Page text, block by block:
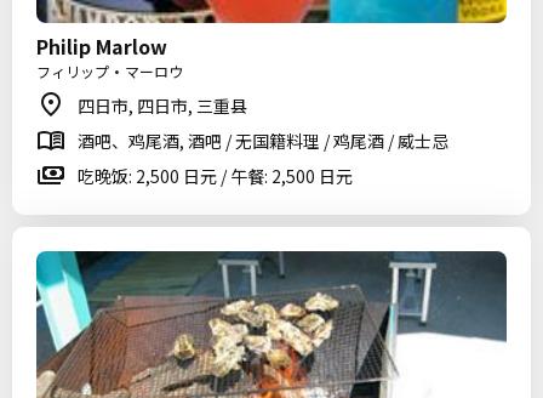
Philip Marlow
フィリップ・マーロウ
四日市, 四日市, 三重县
酒吧、鸡尾酒, 酒吧 / 无国籍料理 / 鸡尾酒 / 威士忌
吃晚饭: 2,500 日元 / 午餐: 2,500 日元